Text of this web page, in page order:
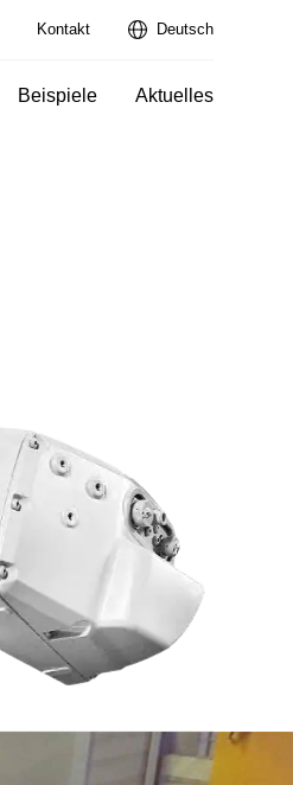
Kontakt Deutsch
Beispiele Aktuelles